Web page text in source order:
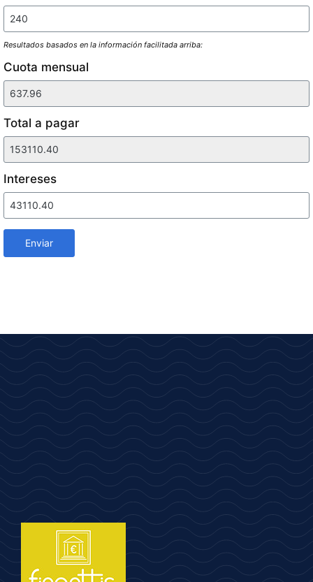
Resultados basados en la información facilitada arriba:
Cuota mensual
Total a pagar
Intereses
Enviar